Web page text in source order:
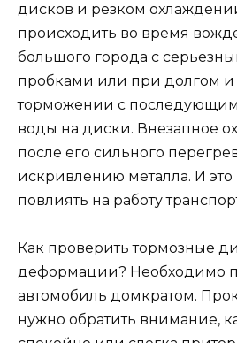
дисков и резком
происходить во время
большого города с
пробками или при долгом и
торможении с
воды на диски. Внезапное
после его сильного
искривлению металла. И это
повлиять на работу
Как проверить тормозные
деформации? Необходимо
автомобиль домкратом.
нужно обратить внимание,